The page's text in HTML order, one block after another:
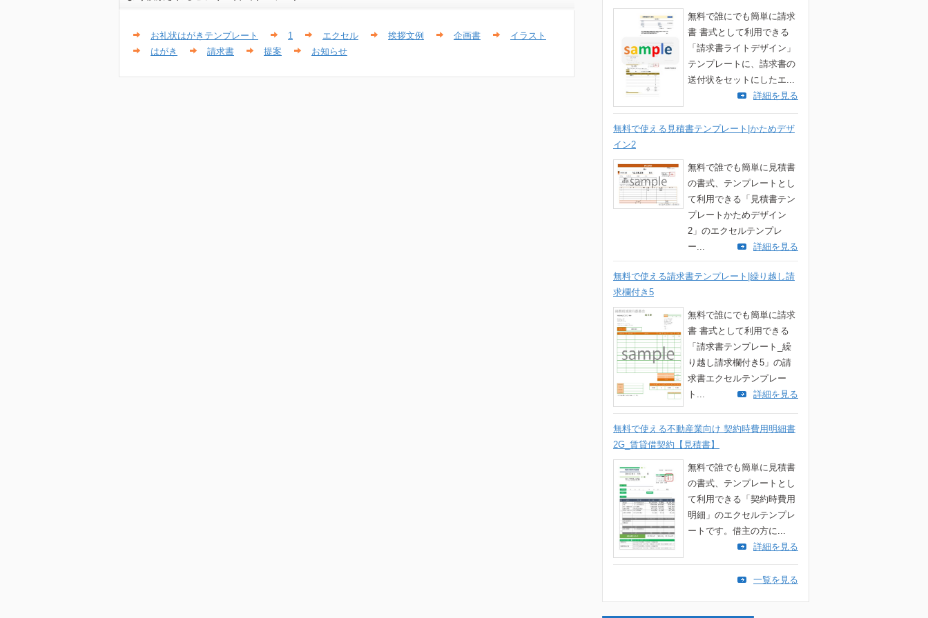
お礼状はがきテンプレート 1 エクセル 挨拶文例 企画書
イラスト
はがき
請求書 提案 お知らせ
無料で誰にでも簡単に請求
書 書式として利用できる
「請求書ライトデザイン」
テンプレートに、請求書の
送付状をセットにしたエ...
詳細を見る
無料で使える見積書テンプレート|かためデザ
イン2
無料で誰でも簡単に見積書
の書式、テンプレートとし
て利用できる「見積書テン
プレートかためデザイン
2」のエクセルテンプレ
ー...
詳細を見る
無料で使える請求書テンプレート|繰り越し請
求欄付き5
無料で誰にでも簡単に請求
書 書式として利用できる
「請求書テンプレート_繰
り越し請求欄付き5」の請
求書エクセルテンプレー
ト...
詳細を見る
無料で使える不動産業向け 契約時費用明細書
2G_賃貸借契約【見積書】
無料で誰でも簡単に見積書
の書式、テンプレートとし
て利用できる「契約時費用
明細」のエクセルテンプレ
ートです。借主の方に...
詳細を見る
一覧を見る